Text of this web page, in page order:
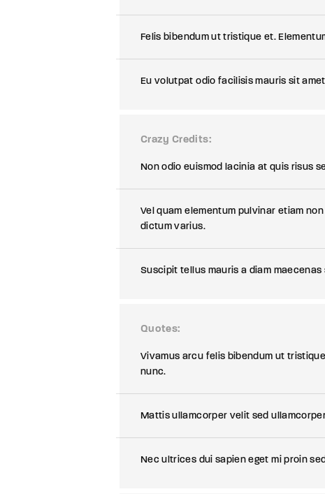
Felis bibendum ut tristique et.
Eu volutpat odio facilisis mauris sit
Crazy Credits
Non odio euismod lacinia at quis risus
Vel quam elementum pulvinar etiam
dictum varius.
Suscipit tellus mauris a diam maecenas
Quotes
Vivamus arcu felis bibendum ut
nunc.
Mattis ullamcorper velit sed
Nec ultrices dui sapien eget mi proin